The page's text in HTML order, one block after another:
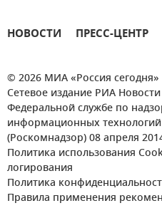
НОВОСТИ ПРЕСС-ЦЕНТР
© 2026 МИА «Россия сегодня»
Сетевое издание РИА
Федеральной службе по
информационных
(Роскомнадзор) 08 апреля
Политика использования
логирования
Политика
Правила применения